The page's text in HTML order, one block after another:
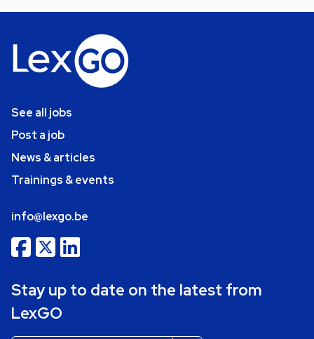
See all jobs
Post a job
News & articles
Trainings & events
info@lexgo.be
Stay up to date on the latest from
LexGO